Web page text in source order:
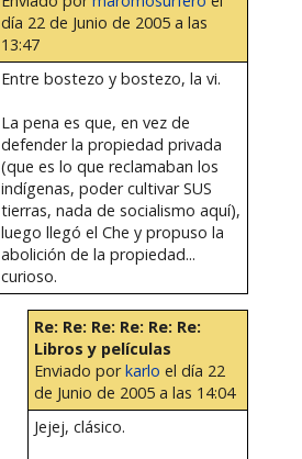
día 22 de Junio de 2005 a las
13:47
Entre bostezo y bostezo, la vi.
La pena es que, en vez de
defender la propiedad privada
(que es lo que reclamaban los
indígenas, poder cultivar SUS
tierras, nada de socialismo aquí),
luego llegó el Che y propuso la
abolición de la propiedad...
curioso.
Re: Re: Re: Re: Re: Re:
Libros y películas
Enviado porkarlo el día 22
de Junio de 2005 a las 14:04
Jejej, clásico.